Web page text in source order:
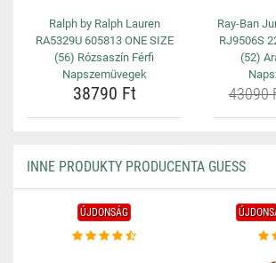
Ralph by Ralph Lauren
RA5329U 605813 ONE SIZE
(56) Rózsaszín Férfi
Napszemüvegek
38790 Ft
Ray-Ban
RJ9506S
(52)
43090
INNE PRODUKTY PRODUCENTA GUESS
ÚJDONSÁG